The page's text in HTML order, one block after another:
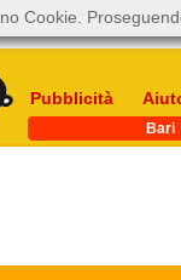
Pubblicità
Bari
Cookie.